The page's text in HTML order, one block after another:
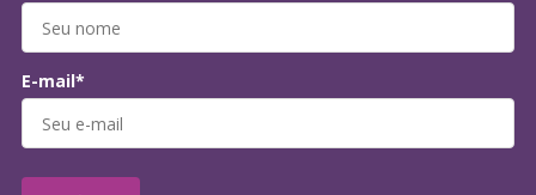
E-mail*